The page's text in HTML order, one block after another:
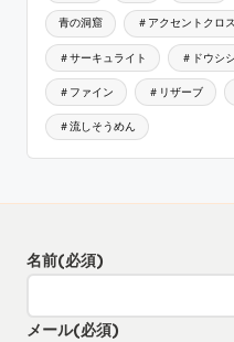
青の洞窟 ＃アクセントクロス
＃サーキュライト ＃ドウシ
＃ファイン ＃リザーブ
＃流しそうめん
名前(必須)
メール(必須)